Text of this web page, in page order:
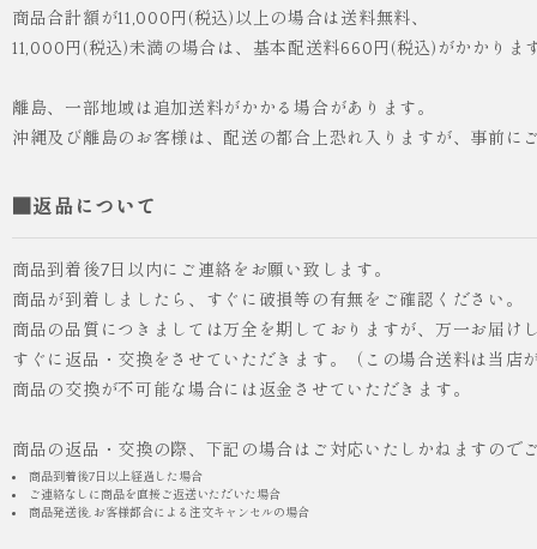
商品合計額が11,000円(税込)以上の場合は送料無料、
11,000円(税込)未満の場合は、基本配送料660円(税込)がかかりま
離島、一部地域は追加送料がかかる場合があります。
沖縄及び離島のお客様は、配送の都合上恐れ入りますが、事前に
■返品について
商品到着後7日以内にご連絡をお願い致します。
商品が到着しましたら、すぐに破損等の有無をご確認ください。
商品の品質につきましては万全を期しておりますが、万一お届
すぐに返品・交換をさせていただきます。（この場合送料は当店
商品の交換が不可能な場合には返金させていただきます。
商品の返品・交換の際、下記の場合はご対応いたしかねますので
商品到着後7日以上経過した場合
ご連絡なしに商品を直接ご返送いただいた場合
商品発送後, お客様都合による注文キャンセルの場合